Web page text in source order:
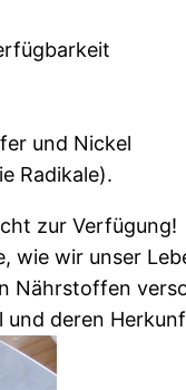
und Nickel
Radikale).
zur Verfügung!
wir unser
und deren